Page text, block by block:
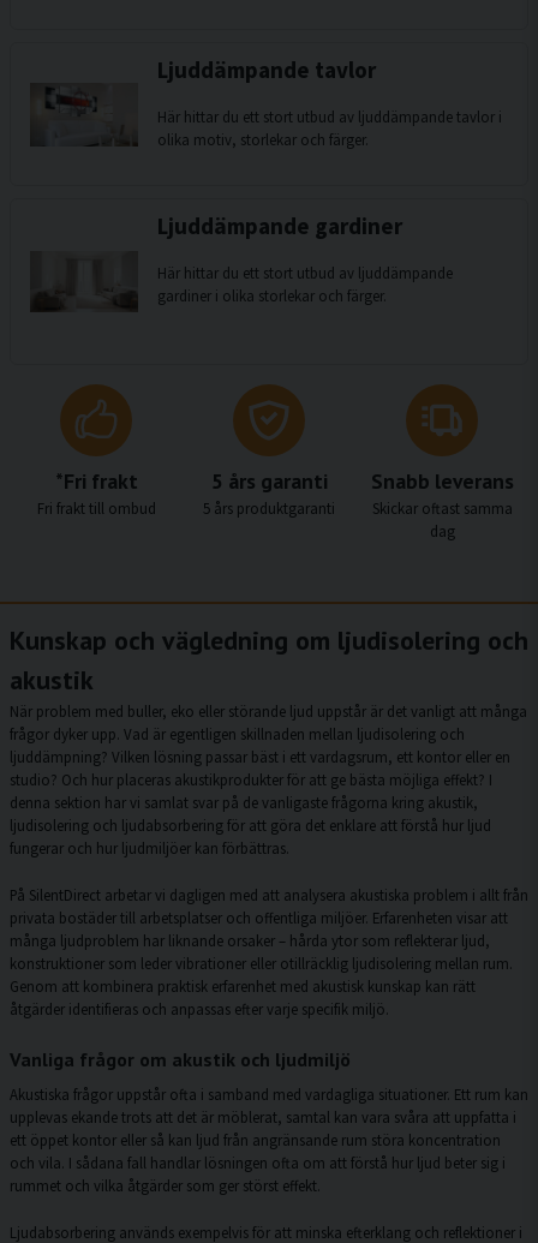
Ljuddämpande tavlor
Här hittar du ett stort utbud av ljuddämpande tavlor i
olika motiv, storlekar och färger.
Ljuddämpande gardiner
Här hittar du ett stort utbud av ljuddämpande
gardiner i olika storlekar och färger.
*Fri frakt
Fri frakt till ombud
5 års garanti
5 års produktgaranti
Snabb leverans
Skickar oftast samma
dag
Kunskap och vägledning om ljudisolering och
akustik
När problem med buller, eko eller störande ljud uppstår är det vanligt att många
frågor dyker upp. Vad är egentligen skillnaden mellan ljudisolering och
ljuddämpning? Vilken lösning passar bäst i ett vardagsrum, ett kontor eller en
studio? Och hur placeras akustikprodukter för att ge bästa möjliga effekt? I
denna sektion har vi samlat svar på de vanligaste frågorna kring akustik,
ljudisolering och ljudabsorbering för att göra det enklare att förstå hur ljud
fungerar och hur ljudmiljöer kan förbättras.
På SilentDirect arbetar vi dagligen med att analysera akustiska problem i allt från
privata bostäder till arbetsplatser och offentliga miljöer. Erfarenheten visar att
många ljudproblem har liknande orsaker – hårda ytor som reflekterar ljud,
konstruktioner som leder vibrationer eller otillräcklig ljudisolering mellan rum.
Genom att kombinera praktisk erfarenhet med akustisk kunskap kan rätt
åtgärder identifieras och anpassas efter varje specifik miljö.
Vanliga frågor om akustik och ljudmiljö
Akustiska frågor uppstår ofta i samband med vardagliga situationer. Ett rum kan
upplevas ekande trots att det är möblerat, samtal kan vara svåra att uppfatta i
ett öppet kontor eller så kan ljud från angränsande rum störa koncentration
och vila. I sådana fall handlar lösningen ofta om att förstå hur ljud beter sig i
rummet och vilka åtgärder som ger störst effekt.
Ljudabsorbering används exempelvis för att minska efterklang och reflektioner i